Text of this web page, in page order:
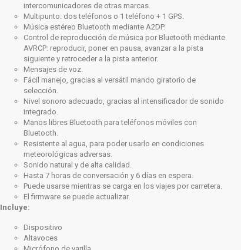
intercomunicadores de otras marcas.
Multipunto: dos teléfonos o 1 teléfono + 1 GPS.
Música estéreo Bluetooth mediante A2DP.
Control de reproducción de música por Bluetooth mediante
AVRCP: reproducir, poner en pausa, avanzar a la pista
siguiente y retroceder a la pista anterior.
Mensajes de voz.
Fácil manejo, gracias al versátil mando giratorio de
selección.
Nivel sonoro adecuado, gracias al intensificador de sonido
integrado.
Manos libres Bluetooth para teléfonos móviles con
Bluetooth.
Resistente al agua, para poder usarlo en condiciones
meteorológicas adversas.
Sonido natural y de alta calidad.
Hasta 7 horas de conversación y 6 días en espera.
Puede usarse mientras se carga en los viajes por carretera.
El firmware se puede actualizar.
Incluye:
Dispositivo
Altavoces